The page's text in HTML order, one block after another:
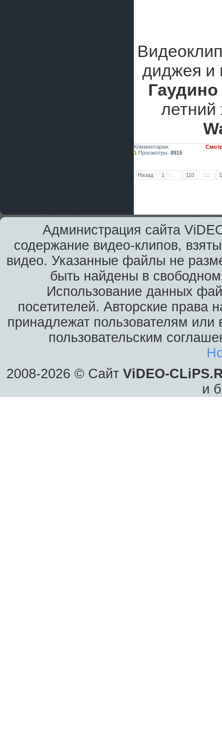
диджея и
Гаудино
Комментарии:
1 Просмотры: 8915
Назад 1 110 111
Администрация сайта
содержание видео-клипов,
видео. Указанные файлы не
быть найдены в
Использование данных
посетителей. Авторские права
принадлежат пользователям или
пользовательским
2008-2026 © Сайт ViDEO-
и